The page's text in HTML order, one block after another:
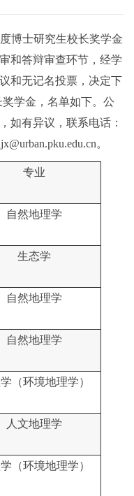
博士研究生校长奖学金
和答辩审查环节，经学
和无记名投票，决定下
学金，名单如下。公
如有异议，联系电话：
。
专业
自然地理学
生态学
自然地理学
自然地理学
（环境地理学）
人文地理学
（环境地理学）